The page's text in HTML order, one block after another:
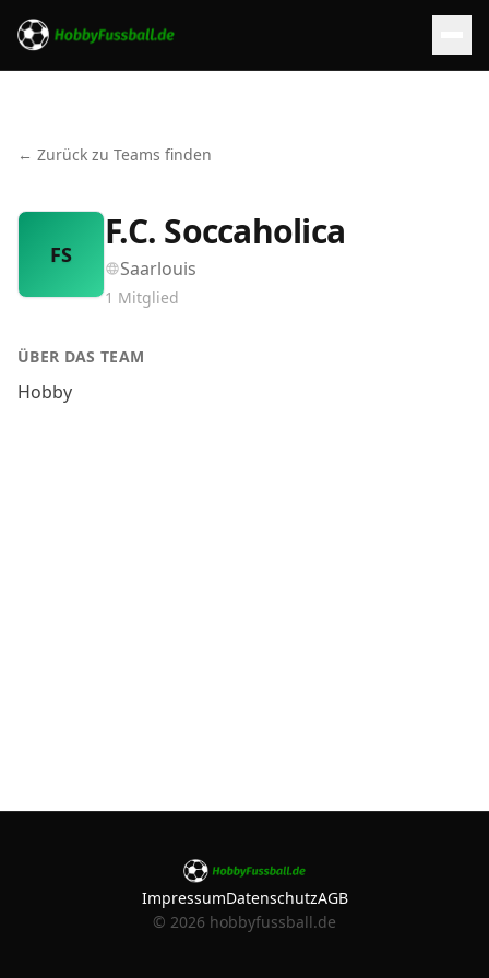
← Zurück zu Teams finden
FS
F.C. Soccaholica
Saarlouis
1 Mitglied
ÜBER DAS TEAM
Hobby
ImpressumDatenschutzAGB
© 2026 hobbyfussball.de